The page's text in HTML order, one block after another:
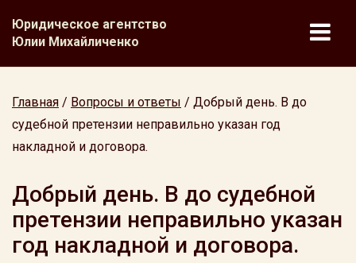
Юридическое агентство
Юлии Михайличенко
Главная / Вопросы и ответы / Добрый день. В до
судебной претензии неправильно указан год
накладной и договора.
Добрый день. В до судебной
претензии неправильно указан
год накладной и договора.